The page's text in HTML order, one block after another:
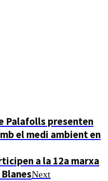
Palafolls presenten
el medi ambient en
a la 12a marxa
Next